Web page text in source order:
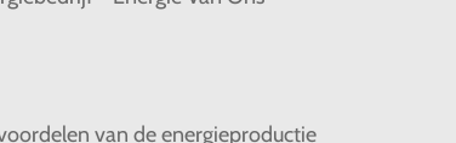
van de energieproductie